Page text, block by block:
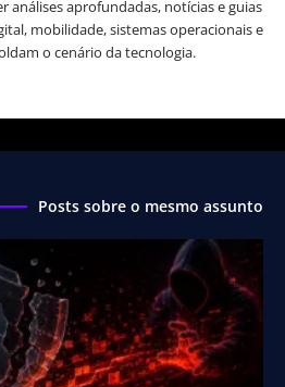
análises aprofundadas, notícias e guias
mobilidade, sistemas operacionais e
o cenário da tecnologia.
Posts sobre o mesmo assunto